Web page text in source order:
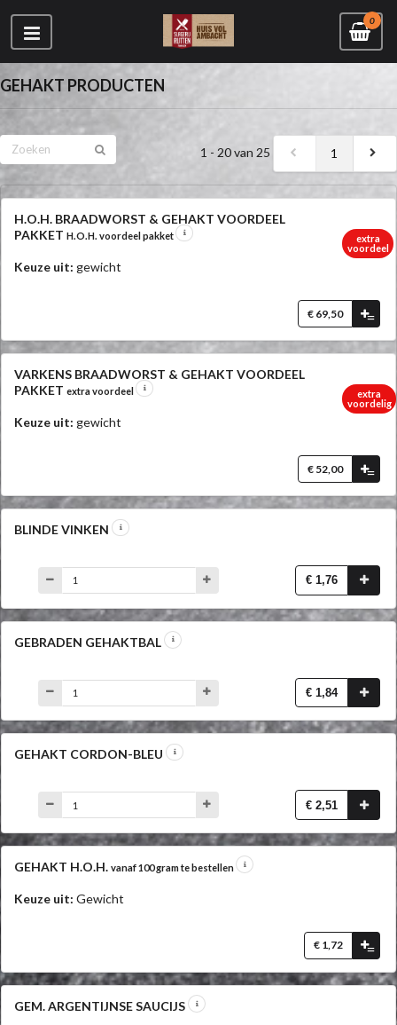
0
GEHAKT PRODUCTEN
1 - 20 van 25 1
H.O.H. BRAADWORST & GEHAKT VOORDEEL
PAKKET H.O.H. voordeel pakket
Keuze uit: gewicht
extra
voordeel
€ 69,50 =
VARKENS BRAADWORST & GEHAKT VOORDEEL
PAKKET extra voordeel
Keuze uit: gewicht
extra
voordelig
€ 52,00 =
BLINDE VINKEN
€ 1,76
GEBRADEN GEHAKTBAL
€ 1,84
GEHAKT CORDON-BLEU
€ 2,51
GEHAKT H.O.H. vanaf 100 gram te bestellen
Keuze uit: Gewicht
€ 1,72 =
GEM. ARGENTIJNSE SAUCIJS